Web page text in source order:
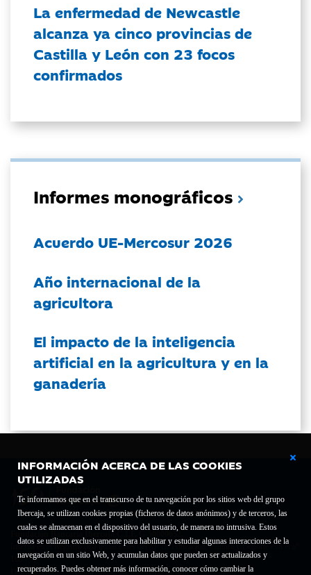
INFORMACIÓN ACERCA DE LAS COOKIES
UTILIZADAS
Te informamos que en el transcurso de tu navegación por los sitios web del grupo
Ibercaja, se utilizan cookies propias (ficheros de datos anónimos) y de terceros, las
cuales se almacenan en el dispositivo del usuario, de manera no intrusiva. Estos
datos se utilizan exclusivamente para habilitar y estudiar algunas interacciones de la
navegación en un sitio Web, y acumulan datos que pueden ser actualizados y
recuperados. Puedes obtener más información, conocer cómo cambiar la
La enfermedad de Newcastle
alcanza ya cinco provincias de
Castilla y León con 23 focos
confirmados
Informes monográficos
Acuerdo UE-Mercosur 2026
Año internacional de la
agricultora
El impacto de la inteligencia
artificial en la agricultura y en la
ganadería
Fundación Bancaria Ibercaja C.I.F. G-50000652.
Inscrita en el Registro de Fundaciones del Mº de Educación, Cultura y Deporte con el nº
1689.
Domicilio social: Joaquín Costa, 13. 50001 Zaragoza.